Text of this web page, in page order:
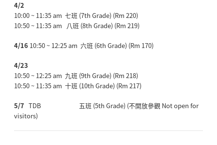
4/2
10:00 ~ 11:35 am 七班 (7th Grade) (Rm 220)
10:50 ~ 11:35 am 八班 (8th Grade) (Rm 219)
4/16 10:50 ~ 12:25 am 六班 (6th Grade) (Rm 170)
4/23
10:50 ~ 12:25 am 九班 (9th Grade) (Rm 218)
10:50 ~ 11:35 am 十班 (10th Grade) (Rm 217)
5/7 TDB 五班 (5th Grade) (不開放參觀 Not open for
visitors)